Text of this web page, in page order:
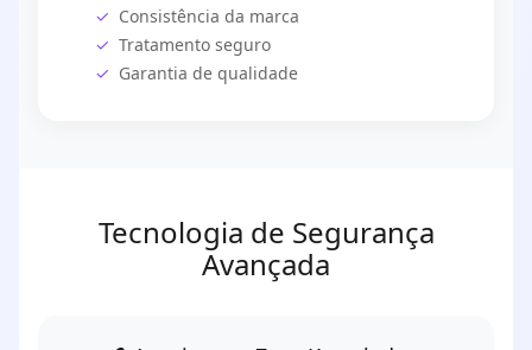
Consistência da marca
Tratamento seguro
Garantia de qualidade
Tecnologia de Segurança
Avançada